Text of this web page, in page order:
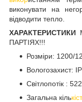
виконувати на
відводити тепло.
ХАРАКТЕРИСТИКИ
ПАРТІЯХ!!!
Розміри: 1200/
Вологозахист:
Світлопотік :
Загальна кіль